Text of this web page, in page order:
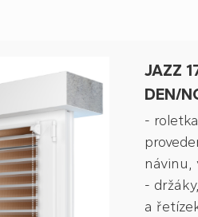
JAZZ
DEN/
-
návinu,
-
a